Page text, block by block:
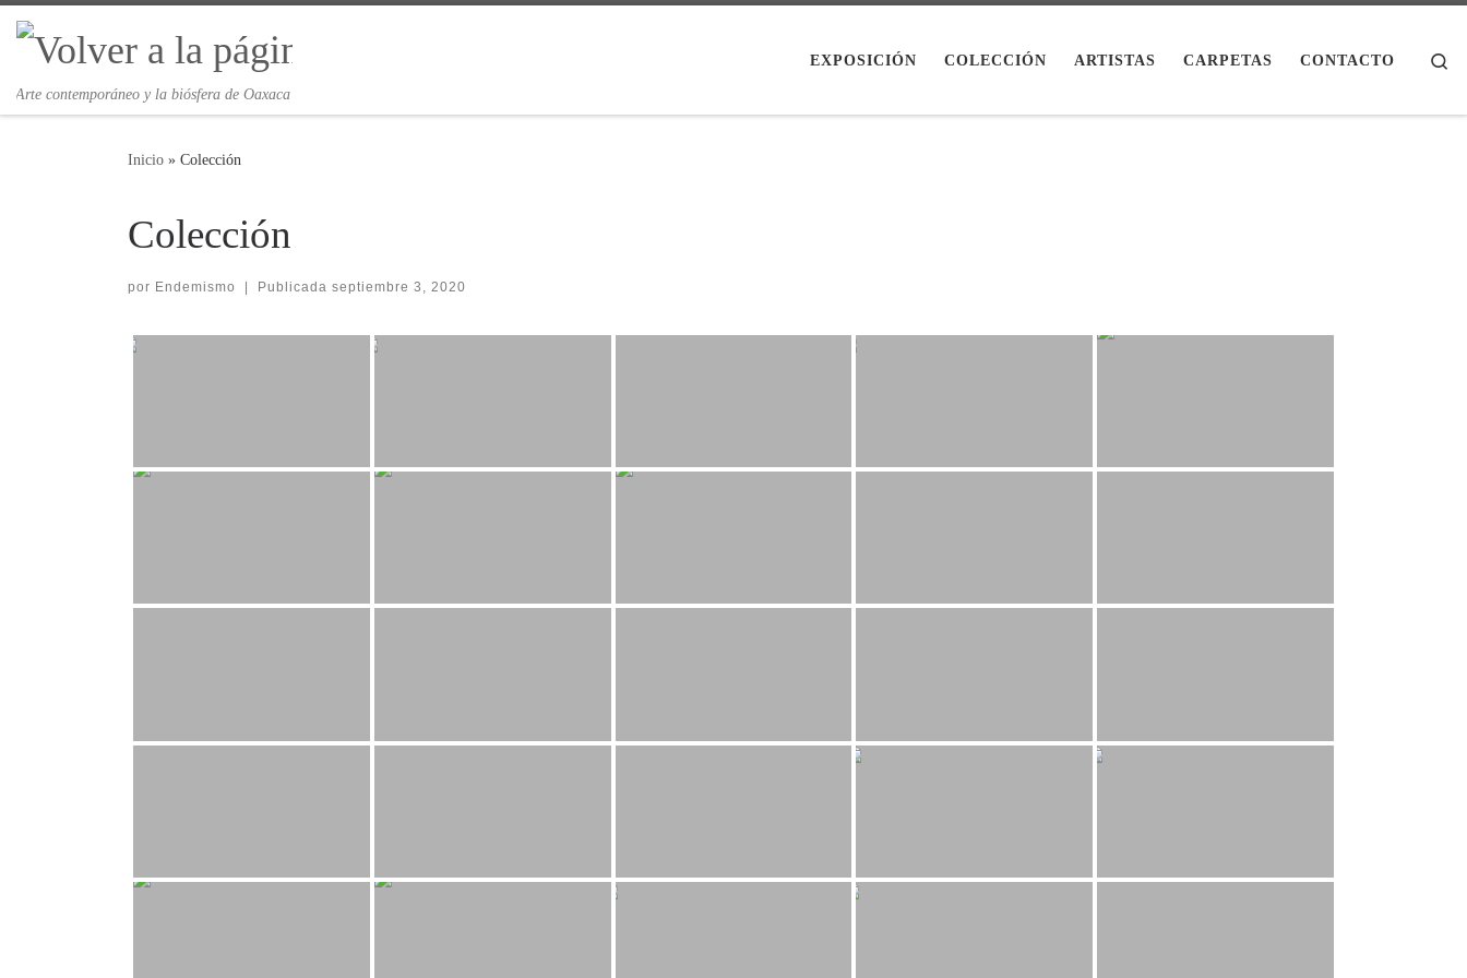
Saltar al contenido
Arte contemporáneo y la biósfera de Oaxaca
EXPOSICIÓN COLECCIÓN ARTISTAS CARPETAS CONTACTO
Inicio » Colección
Colección
por Endemismo | Publicada septiembre 3, 2020